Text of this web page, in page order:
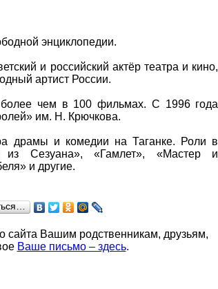
энциклопедии.
и российский актёр театра и кино,
артист России.
более чем в 100 фильмах. С 1996 года
им. Н. Крючкова.
драмы и комедии на Таганке. Роли в
из Сезуана», «Гамлет», «Мастер и
и другие.
сайта Вашим родственникам, друзьям,
Ваше письмо – здесь.